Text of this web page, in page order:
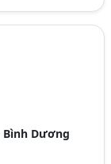
Bình Dương